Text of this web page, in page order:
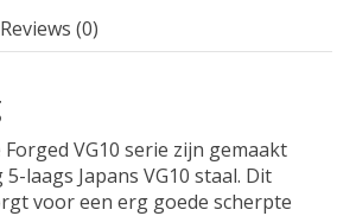
Reviews (0)
VG10 serie zijn gemaakt
laags Japans VG10 staal. Dit
voor een erg goede scherpte